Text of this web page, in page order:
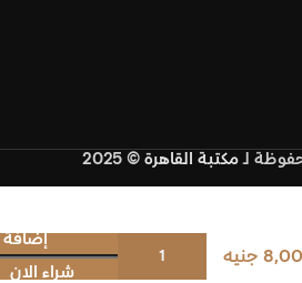
لـمكتبة القاهرة © 2025
جنيه
إضافة
شراء الان